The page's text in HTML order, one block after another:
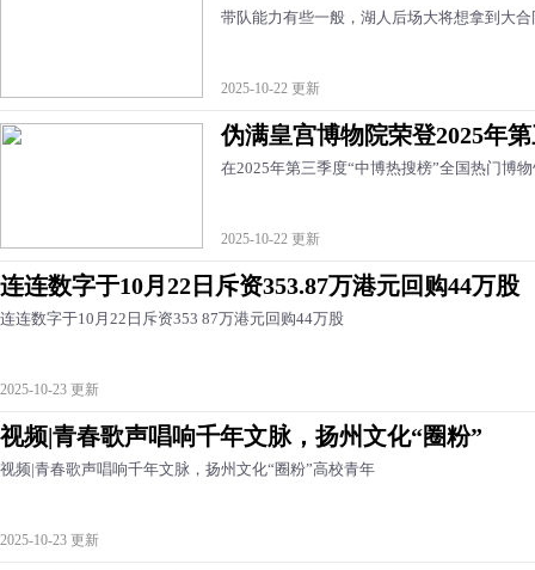
带队能力有些一般，湖人后场大将想拿到大
2025-10-22 更新
伪满皇宫博物院荣登2025年
在2025年第三季度“中博热搜榜”全国热门博
2025-10-22 更新
连连数字于10月22日斥资353.87万港元回购44万股
连连数字于10月22日斥资353 87万港元回购44万股
2025-10-23 更新
视频|青春歌声唱响千年文脉，扬州文化“圈粉”
视频|青春歌声唱响千年文脉，扬州文化“圈粉”高校青年
2025-10-23 更新